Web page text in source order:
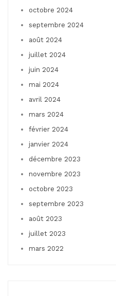
octobre 2024
septembre 2024
août 2024
juillet 2024
juin 2024
mai 2024
avril 2024
mars 2024
février 2024
janvier 2024
décembre 2023
novembre 2023
octobre 2023
septembre 2023
août 2023
juillet 2023
mars 2022